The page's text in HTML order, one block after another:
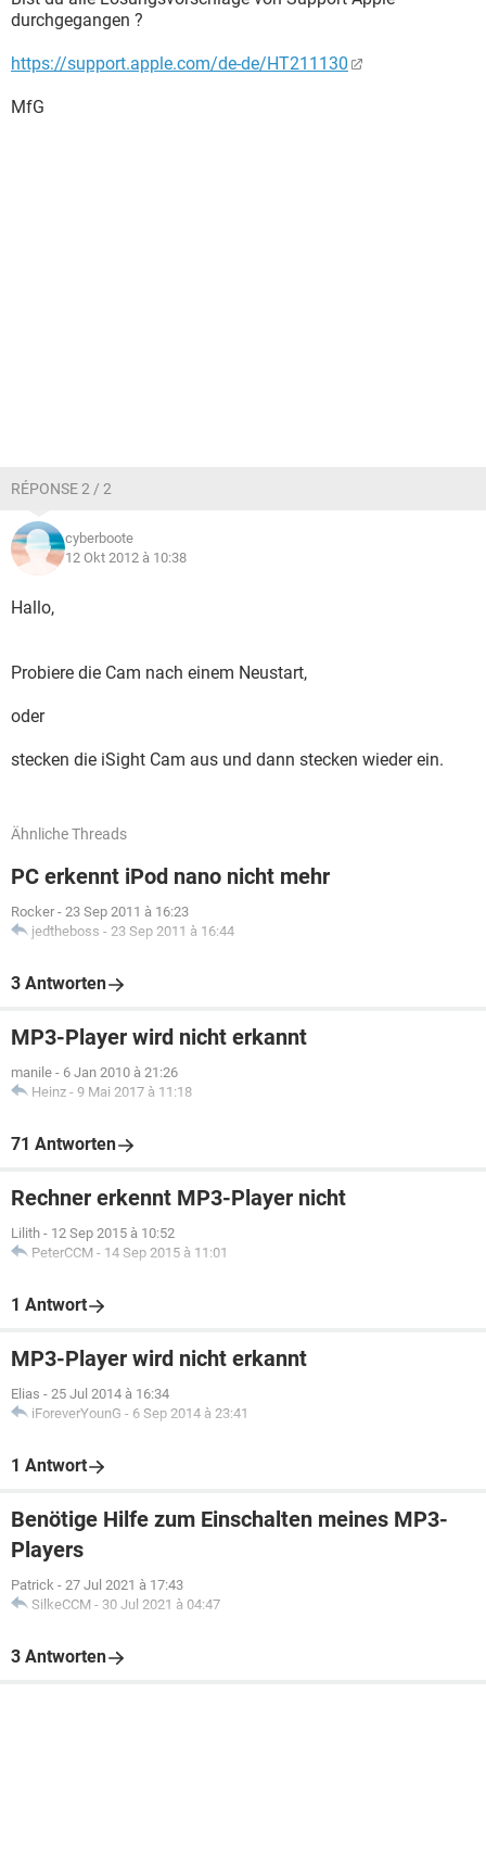
durchgegangen ?
https://support.apple.com/de-de/HT211130
MfG
RÉPONSE 2 / 2
cyberboote
12 Okt 2012 à 10:38
Hallo,
Probiere die Cam nach einem Neustart,
oder
stecken die iSight Cam aus und dann stecken wieder ein.
Ähnliche Threads
PC erkennt iPod nano nicht mehr
Rocker - 23 Sep 2011 à 16:23
jedtheboss - 23 Sep 2011 à 16:44
3 Antworten
MP3-Player wird nicht erkannt
manile - 6 Jan 2010 à 21:26
Heinz - 9 Mai 2017 à 11:18
71 Antworten
Rechner erkennt MP3-Player nicht
Lilith - 12 Sep 2015 à 10:52
PeterCCM - 14 Sep 2015 à 11:01
1 Antwort
MP3-Player wird nicht erkannt
Elias - 25 Jul 2014 à 16:34
iForeverYounG - 6 Sep 2014 à 23:41
1 Antwort
Benötige Hilfe zum Einschalten meines MP3-
Players
Patrick - 27 Jul 2021 à 17:43
SilkeCCM - 30 Jul 2021 à 04:47
3 Antworten